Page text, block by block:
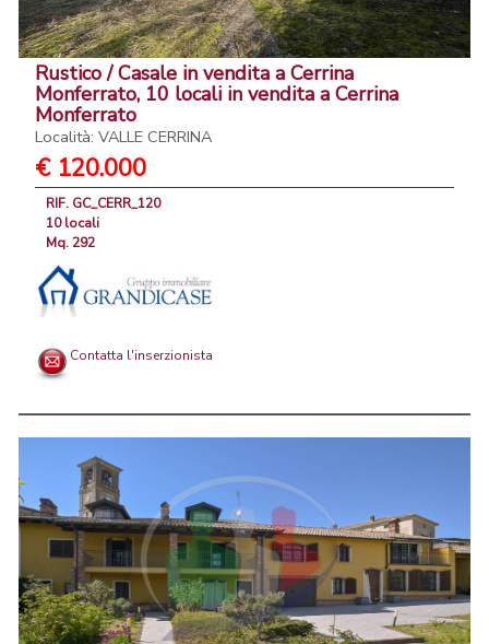
Rustico / Casale in vendita a Cerrina
Monferrato, 10 locali in vendita a Cerrina
Monferrato
Località: VALLE CERRINA
€ 120.000
RIF. GC_CERR_120
10 locali
Mq. 292
Contatta l'inserzionista